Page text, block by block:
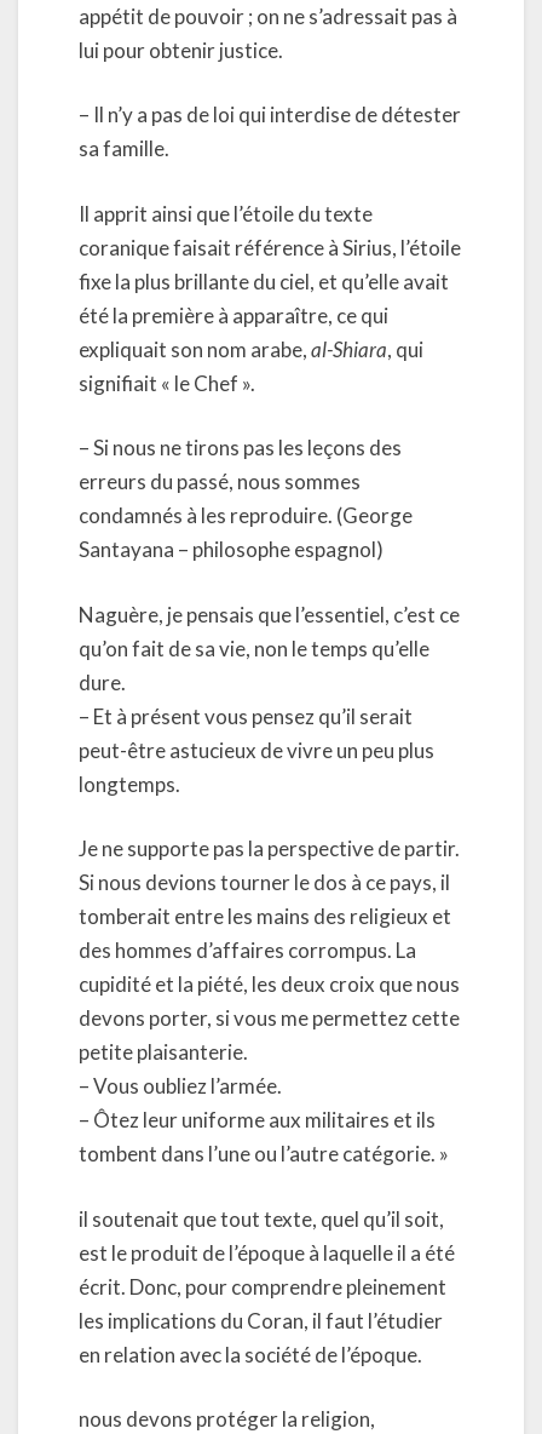
appétit de pouvoir ; on ne s’adressait pas à
lui pour obtenir justice.
– Il n’y a pas de loi qui interdise de détester
sa famille.
Il apprit ainsi que l’étoile du texte
coranique faisait référence à Sirius, l’étoile
fixe la plus brillante du ciel, et qu’elle avait
été la première à apparaître, ce qui
expliquait son nom arabe,al-Shiara, qui
signifiait « le Chef ».
– Si nous ne tirons pas les leçons des
erreurs du passé, nous sommes
condamnés à les reproduire. (George
Santayana – philosophe espagnol)
Naguère, je pensais que l’essentiel, c’est ce
qu’on fait de sa vie, non le temps qu’elle
dure.
– Et à présent vous pensez qu’il serait
peut-être astucieux de vivre un peu plus
longtemps.
Je ne supporte pas la perspective de partir.
Si nous devions tourner le dos à ce pays, il
tomberait entre les mains des religieux et
des hommes d’affaires corrompus. La
cupidité et la piété, les deux croix que nous
devons porter, si vous me permettez cette
petite plaisanterie.
– Vous oubliez l’armée.
– Ôtez leur uniforme aux militaires et ils
tombent dans l’une ou l’autre catégorie. »
il soutenait que tout texte, quel qu’il soit,
est le produit de l’époque à laquelle il a été
écrit. Donc, pour comprendre pleinement
les implications du Coran, il faut l’étudier
en relation avec la société de l’époque.
nous devons protéger la religion,